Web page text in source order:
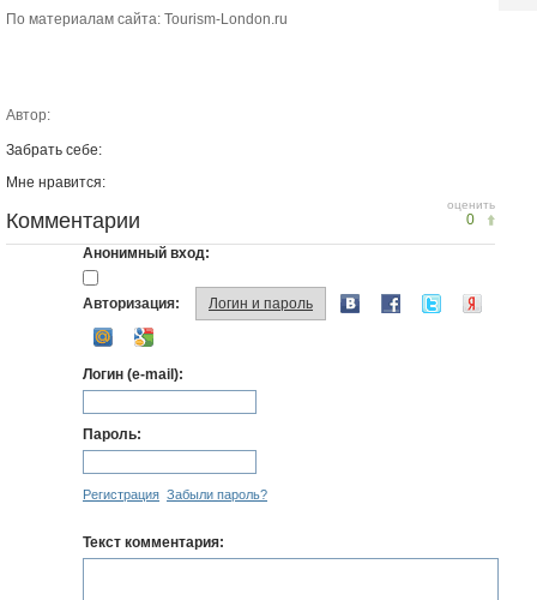
По материалам сайта: Tourism-London.ru
Автор:
Забрать себе:
Мне нравится:
оценить
0
Комментарии
Анонимный вход:
Авторизация: Логин и пароль
Логин (e-mail):
Пароль:
Регистрация Забыли пароль?
Текст комментария: